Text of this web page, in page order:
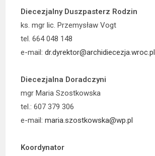
Diecezjalny Duszpasterz Rodzin
ks. mgr lic. Przemysław Vogt
tel. 664 048 148
e-mail: dr.dyrektor@archidiecezja.wroc.pl
Diecezjalna Doradczyni
mgr Maria Szostkowska
tel.: 607 379 306
e-mail:maria.szostkowska@wp.pl
Koordynator